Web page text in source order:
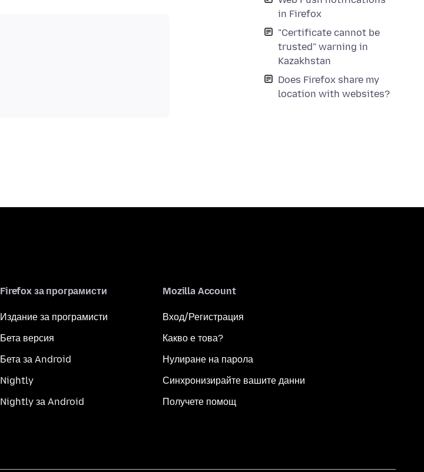
in Firefox
"Certificate cannot be
trusted" warning in
Kazakhstan
Does Firefox share my
location with websites?
Firefox за програмисти
Издание за програмисти
Бета версия
Бета за Android
Nightly
Nightly за Android
Mozilla Account
Вход/Регистрация
Какво е това?
Нулиране на парола
Синхронизирайте вашите данни
Получете помощ